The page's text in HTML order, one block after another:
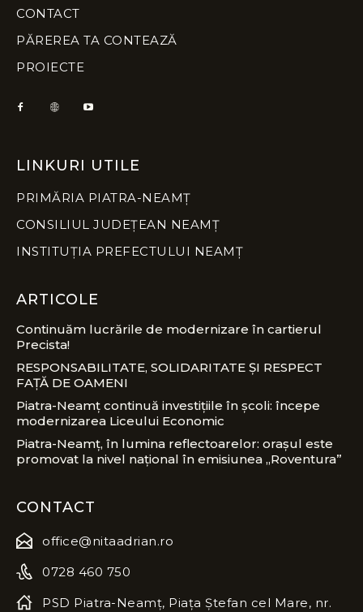
CONTACT
PĂREREA TA CONTEAZĂ
PROIECTE
LINKURI UTILE
PRIMĂRIA PIATRA-NEAMȚ
CONSILIUL JUDEȚEAN NEAMȚ
INSTITUȚIA PREFECTULUI NEAMȚ
ARTICOLE
Continuăm lucrările de modernizare în cartierul
Precista!
RESPONSABILITATE, SOLIDARITATE ȘI RESPECT
FAȚĂ DE OAMENI
Piatra-Neamț continuă investițiile în școli: începe
modernizarea Liceului Economic
Piatra-Neamț, în lumina reflectoarelor: orașul este
promovat la nivel național în emisiunea „Roventura”
CONTACT
office@nitaadrian.ro
0728 460 750
PSD Piatra-Neamț, Piața Ștefan cel Mare, nr.